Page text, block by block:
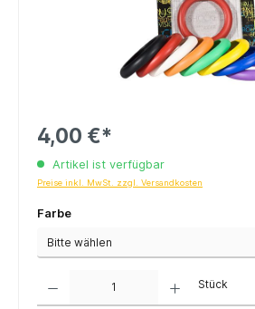
4,00 €*
Artikel ist verfügbar
Preise inkl. MwSt. zzgl. Versandkosten
Farbe
Stück